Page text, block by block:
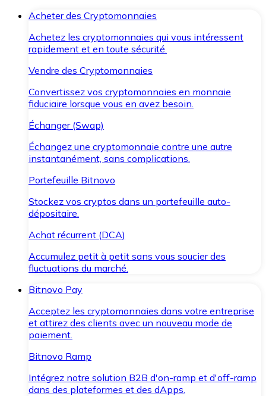
Acheter des Cryptomonnaies
Achetez les cryptomonnaies qui vous intéressent
rapidement et en toute sécurité.
Vendre des Cryptomonnaies
Convertissez vos cryptomonnaies en monnaie
fiduciaire lorsque vous en avez besoin.
Échanger (Swap)
Échangez une cryptomonnaie contre une autre
instantanément, sans complications.
Portefeuille Bitnovo
Stockez vos cryptos dans un portefeuille auto-
dépositaire.
Achat récurrent (DCA)
Accumulez petit à petit sans vous soucier des
fluctuations du marché.
Bitnovo Pay
Acceptez les cryptomonnaies dans votre entreprise
et attirez des clients avec un nouveau mode de
paiement.
Bitnovo Ramp
Intégrez notre solution B2B d'on-ramp et d'off-ramp
dans des plateformes et des dApps.